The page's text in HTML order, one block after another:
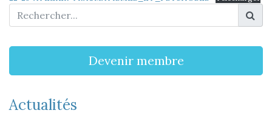
Devenir membre
Actualités